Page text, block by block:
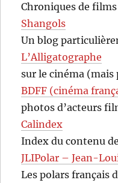
Chroniques de
Shangols
Un blog
L’Alligatographe
sur le cinéma
BDFF (cinéma
photos d’acteurs
Calindex
Index du contenu
JLIPolar – Jean-
Les polars français